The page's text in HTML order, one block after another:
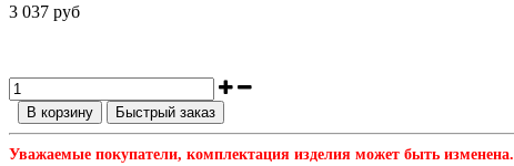
3 037 руб
В корзину Быстрый заказ
Уважаемые покупатели, комплектация изделия может быть изменена.